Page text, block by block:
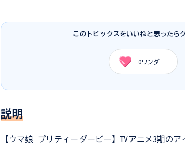
このトピックスをいいねと思ったら
0ワンダー
説明
【ウマ娘 プリティーダービー】TVアニメ3期の